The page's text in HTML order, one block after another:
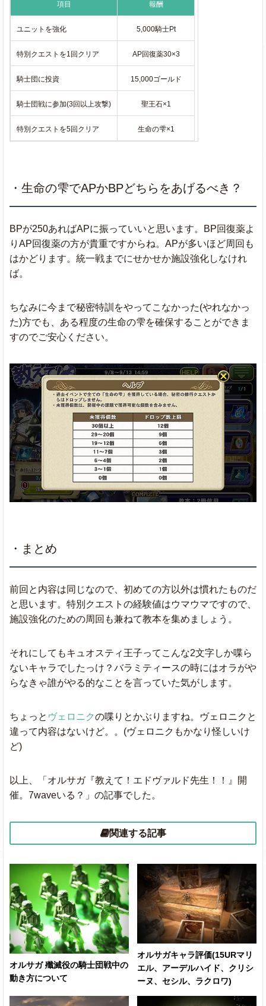
項目 報酬
ユニットを強化 5,000騎士Pt
特別クエストを1回クリア AP回復薬30×3
騎士団に投資 15,000ゴールド
騎士団戦に参加(3回以上攻撃) 聖王石×1
特別クエストを5回クリア 生命の雫×1
・生命の雫でAPかBPどちらをあげるべき？
BPが250あればAPに振っていいと思います。BP回復薬よ
りAP回復薬の方が貴重ですからね。APが多いほど周回も
はかどります。統一戦までにせかせか施設強化しなけれ
ば。
ちなみに今まで秘密特訓をやってこなかった(やれなかっ
た)方でも、ある程度の生命の雫を確保することができま
すのでご安心ください。
・まとめ
前回と内容は同じなので、初めての方以外は慣れたものだ
と思います。特別クエストの経験値はウマウマですので、
施設強化のための周回も兼ねて教本を集めましょう。
それにしてもキュオスティ王子ってこんな2文字しか喋ら
ないキャラでしたっけ？バラミティースの時にはオラがや
らなきゃ誰がやる的なことを言っていた気がします。
ちょっと ヴェロニクの喋りとかぶりますね。ヴェロニクと
違って内容はないけど。。(ヴェロニクもかなり怪しいけ
ど)
以上、「オルサガ『教えて！エドヴァルド先生！！』開
催。7waveいる？」の記事でした。
関連する記事
オルサガ 殲滅役の騎士団戦中の
動き方について
オルサガキャラ評価(15URマリ
エル、アーデルハイド、クリシ
ーヌ、セシル、ラクロワ)